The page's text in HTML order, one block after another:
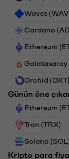
Waves
Cardano
Ethereum
Galatasaray
Orchid (OXT)
Günün öne
Ethereum
Tron (TRX)
Solana
Kripto para